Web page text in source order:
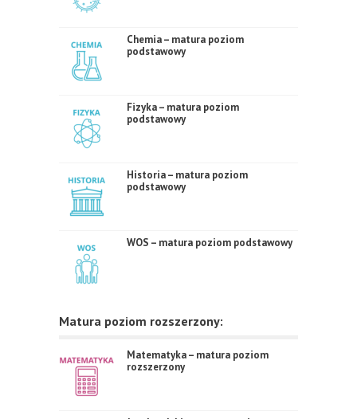
Chemia – matura poziom
podstawowy
Fizyka – matura poziom
podstawowy
Historia – matura poziom
podstawowy
WOS – matura poziom podstawowy
Matura poziom rozszerzony:
Matematyka – matura poziom
rozszerzony